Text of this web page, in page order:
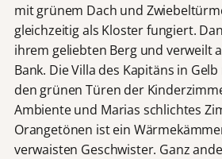
mit grünem Dach und
gleichzeitig als Kloster fungiert.
ihrem geliebten Berg und verweilt
Bank. Die Villa des Kapitäns in
den grünen Türen der
Ambiente und Marias schlichtes
Orangetönen ist ein
verwaisten Geschwister. Ganz